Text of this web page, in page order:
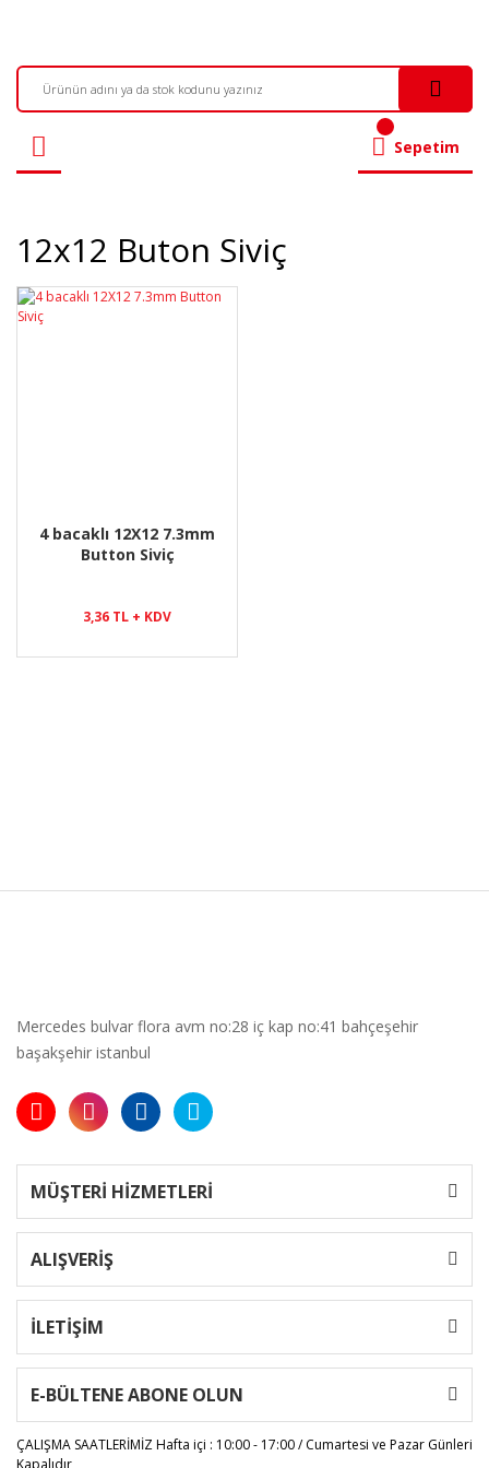
Sepetim
12x12 Buton Siviç
4 bacaklı 12X12 7.3mm
Button Siviç
3,36 TL + KDV
Mercedes bulvar flora avm no:28 iç kap no:41 bahçeşehir
başakşehir istanbul
MÜŞTERİ HİZMETLERİ
ALIŞVERİŞ
İLETİŞİM
E-BÜLTENE ABONE OLUN
ÇALIŞMA SAATLERİMİZHafta içi : 10:00 - 17:00 / Cumartesi ve Pazar Günleri
Kapalıdır